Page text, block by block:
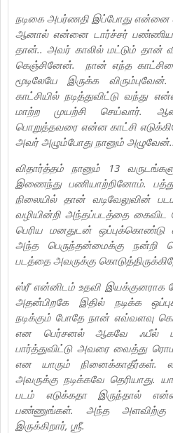
நடிகை அபர்ணதி இப்போது என்னை
ஆனால் என்னை டார்ச்சர் பண்ணிய
தான்.. அவர் காலில் மட்டும் தான்
கெஞ்சினேன். நான் எந்த
மூடிலேயே இருக்க
காட்சியில் நடித்துவிட்டு வந்து
மாற்ற முயற்சி செய்வார்.
பொறுத்தவரை என்ன காட்சி
அவர் அழும்போது நானும் அழுவேன்..
விதார்த்தம் நானும் 13
இணைந்து பணியாற்றினோம். பத்து
நிலையில் தான் வடிவேலுவின்
வழியின்றி அந்தப்படத்தை கைவிட
பெரிய மனதுடன்
அந்த பெருந்தன்மைக்கு நன்றி
படத்தை அவருக்கு
ஸ்ரீ என்னிடம் உதவி இயக்குனராக
அதன்பிறகே இதில் நடிக்க
நடிக்கும் போதே நான் எவ்வளவு
என பெர்சனல் ஆகவே ஃபீல்
பார்த்துவிட்டு அவரை வைத்து
என யாரும்
அவருக்கு நடிக்கவே
படம் எடுக்கதா இருந்தால்
பண்ணுங்கள். அந்த
இருக்கிறார், ஶ்ரீ.